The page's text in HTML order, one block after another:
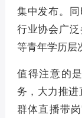
集中发布。同
行业协会广
等青年学历层
值得注意的
务，大力推
群体直播带